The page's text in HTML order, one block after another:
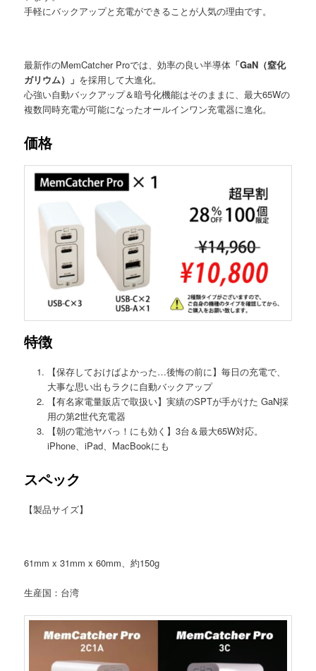
手軽にバックアップと充電ができることが人気の理由です。
最新作のMemCatcher Proでは、効率の良い半導体 「GaN（窒化
ガリウム）」 を採用して大進化。
心強い自動バックアップ＆暗号化機能はそのままに、最大65Wの
複数同時充電が可能になったオールインワン充電器に進化。
価格
特徴
【保存しておけばよかった…後悔の前に】毎日の充電で、
大事な思い出もラクに自動バックアップ
【有名家電量販店で取扱い】実績のSPTが手がけた GaN採
用の第2世代充電器
【朝の電池ヤバっ！にも効く】3台＆最大65W対応。
iPhone、iPad、MacBookにも
スペック
【製品サイズ】
61mm x 31mm x 60mm、約150g
生産国：台湾